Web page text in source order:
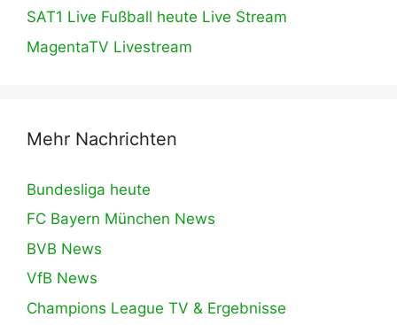
SAT1 Live Fußball heute Live Stream
MagentaTV Livestream
Mehr Nachrichten
Bundesliga heute
FC Bayern München News
BVB News
VfB News
Champions League TV & Ergebnisse